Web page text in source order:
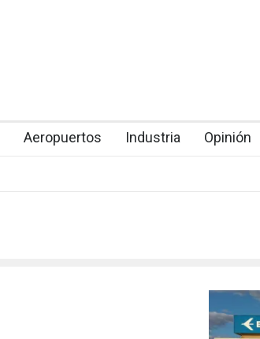
Aeropuertos Industria Opinión